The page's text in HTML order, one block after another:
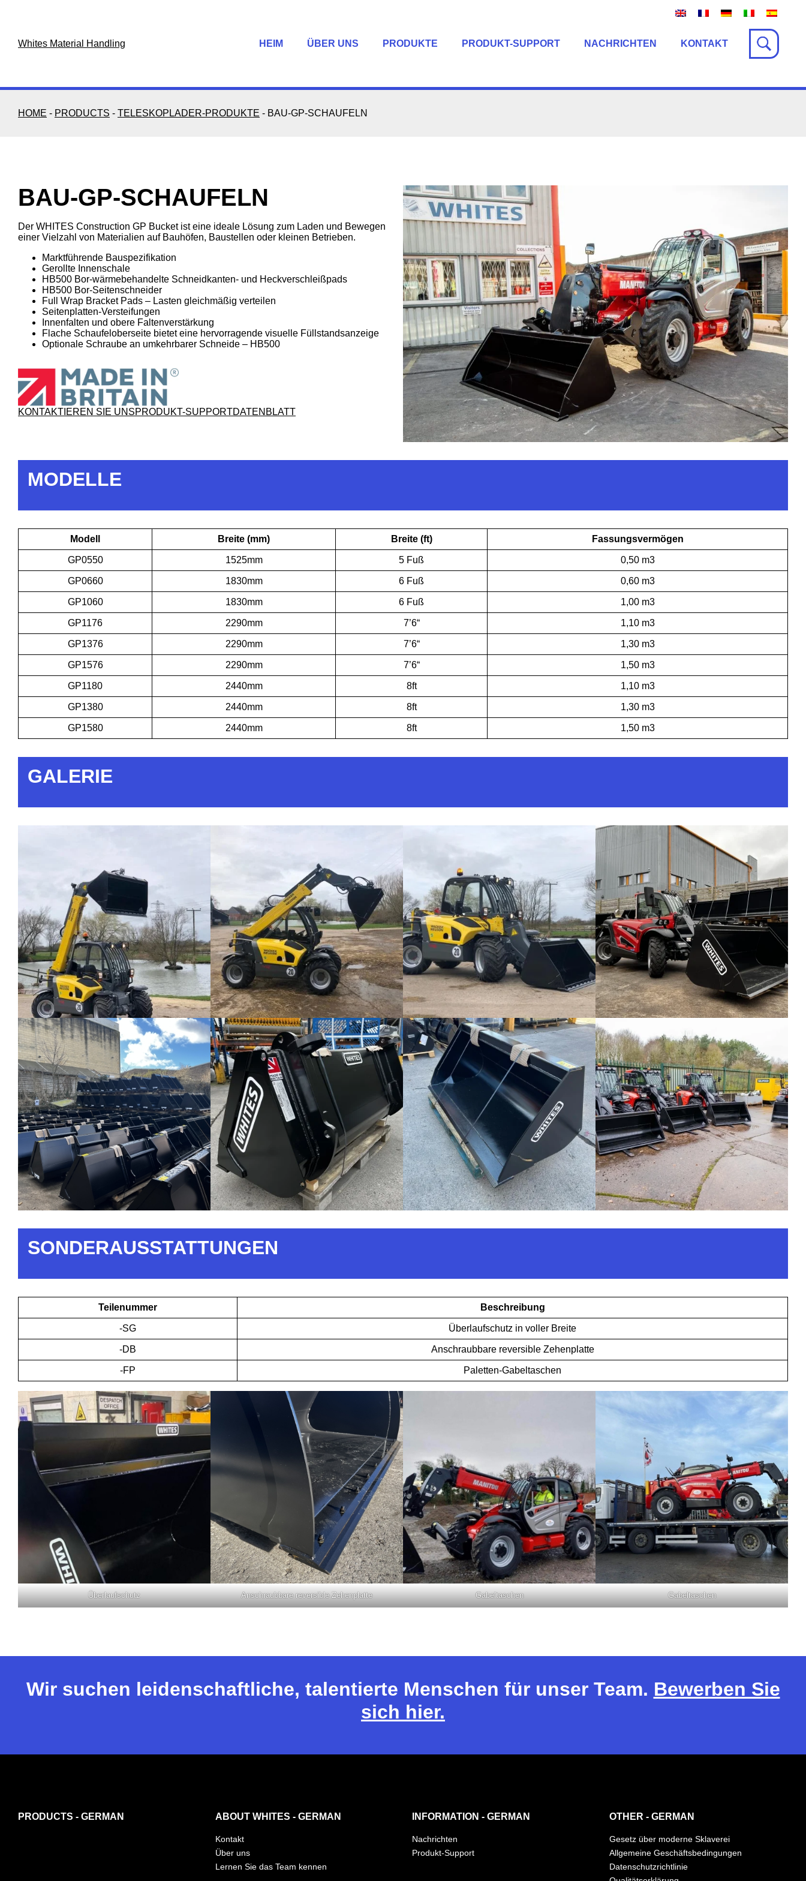
Whites Material Handling
HEIM ÜBER UNS PRODUKTE PRODUKT-SUPPORT NACHRICHTEN KONTAKT
HOME - PRODUCTS - TELESKOPLADER-PRODUKTE - BAU-GP-SCHAUFELN
BAU-GP-SCHAUFELN
Der WHITES Construction GP Bucket ist eine ideale Lösung zum Laden und Bewegen
einer Vielzahl von Materialien auf Bauhöfen, Baustellen oder kleinen Betrieben.
Marktführende Bauspezifikation
Gerollte Innenschale
HB500 Bor-wärmebehandelte Schneidkanten- und Heckverschleißpads
HB500 Bor-Seitenschneider
Full Wrap Bracket Pads – Lasten gleichmäßig verteilen
Seitenplatten-Versteifungen
Innenfalten und obere Faltenverstärkung
Flache Schaufeloberseite bietet eine hervorragende visuelle Füllstandsanzeige
Optionale Schraube an umkehrbarer Schneide – HB500
KONTAKTIEREN SIE UNSPRODUKT-SUPPORTDATENBLATT
MODELLE
Modell Breite (mm) Breite (ft) Fassungsvermögen
GP0550 1525mm 5 Fuß 0,50 m3
GP0660 1830mm 6 Fuß 0,60 m3
GP1060 1830mm 6 Fuß 1,00 m3
GP1176 2290mm 7’6“ 1,10 m3
GP1376 2290mm 7’6“ 1,30 m3
GP1576 2290mm 7’6“ 1,50 m3
GP1180 2440mm 8ft 1,10 m3
GP1380 2440mm 8ft 1,30 m3
GP1580 2440mm 8ft 1,50 m3
GALERIE
SONDERAUSSTATTUNGEN
Teilenummer Beschreibung
-SG Überlaufschutz in voller Breite
-DB Anschraubbare reversible Zehenplatte
-FP Paletten-Gabeltaschen
Überlaufschutz Anschraubbare reversible Zehenplatte Gabeltaschen Gabeltaschen
Wir suchen leidenschaftliche, talentierte Menschen für unser Team. Bewerben Sie
sich hier.
PRODUCTS - GERMAN ABOUT WHITES - GERMAN
Kontakt
Über uns
Lernen Sie das Team kennen
INFORMATION - GERMAN
Nachrichten
Produkt-Support
OTHER - GERMAN
Gesetz über moderne Sklaverei
Allgemeine Geschäftsbedingungen
Datenschutzrichtlinie